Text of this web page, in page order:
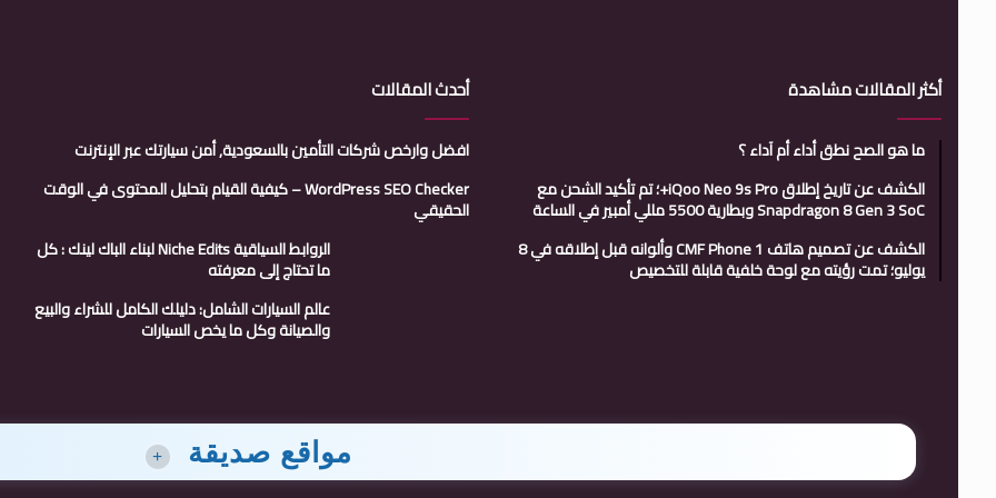
أكثر المقالات مشاهدة
ما هو الصح نطق أداء أم آداء ؟
الكشف عن تاريخ إطلاق iQoo Neo 9s Pro+؛ تم تأكيد الشحن مع
Snapdragon 8 Gen 3 SoC وبطارية 5500 مللي أمبير في الساعة
الكشف عن تصميم هاتف CMF Phone 1 وألوانه قبل إطلاقه في 8
يوليو؛ تمت رؤيته مع لوحة خلفية قابلة للتخصيص
أحدث المقالات
افضل وارخص شركات التأمين بالسعودية, أمن سيارتك عبر الإنترنت
WordPress SEO Checker – كيفية القيام بتحليل المحتوى في الوقت
الحقيقي
الروابط السياقية Niche Edits لبناء الباك لينك : كل
ما تحتاج إلى معرفته
عالم السيارات الشامل: دليلك الكامل للشراء والبيع
والصيانة وكل ما يخص السيارات
مواقع صديقة +